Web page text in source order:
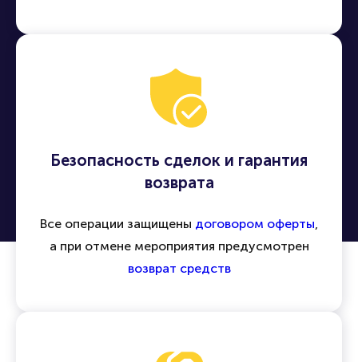
Безопасность сделок и гарантия
возврата
Все операции защищены договором оферты
а при отмене мероприятия предусмотрен
возврат средств